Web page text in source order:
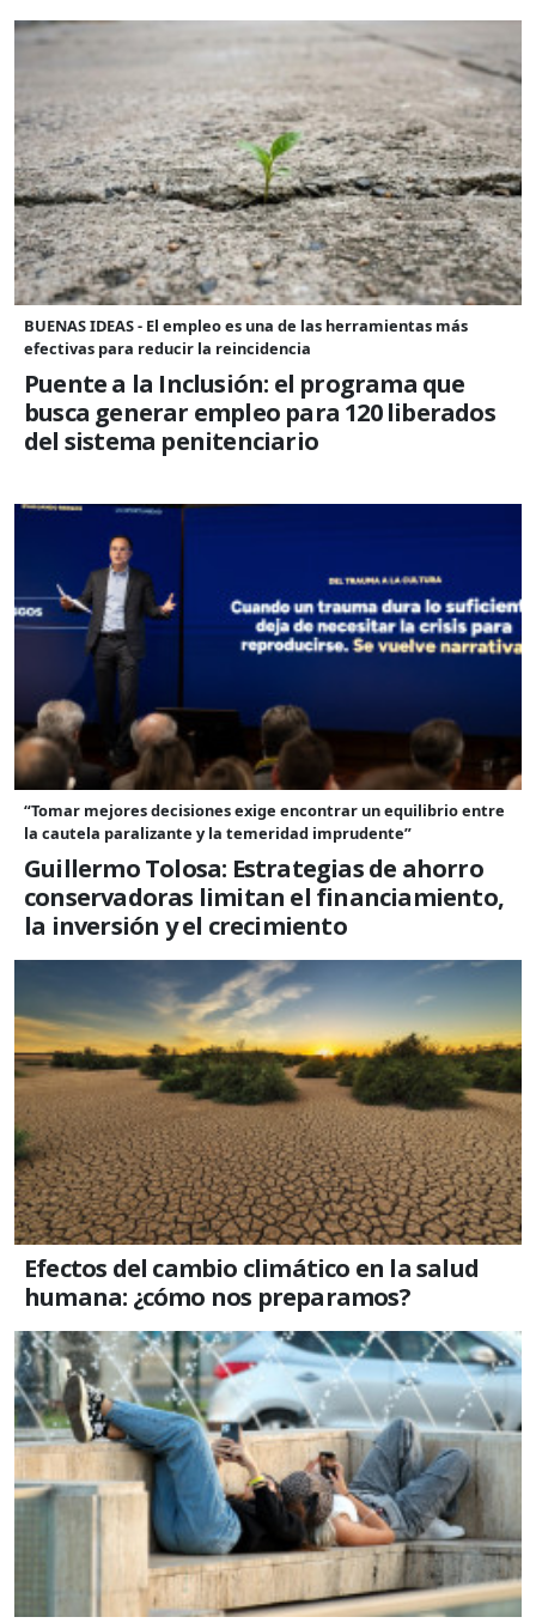
BUENAS IDEAS - El empleo es una de las herramientas más
efectivas para reducir la reincidencia
Puente a la Inclusión: el programa que
busca generar empleo para 120 liberados
del sistema penitenciario
“Tomar mejores decisiones exige encontrar un equilibrio entre
la cautela paralizante y la temeridad imprudente”
Guillermo Tolosa: Estrategias de ahorro
conservadoras limitan el financiamiento,
la inversión y el crecimiento
Efectos del cambio climático en la salud
humana: ¿cómo nos preparamos?